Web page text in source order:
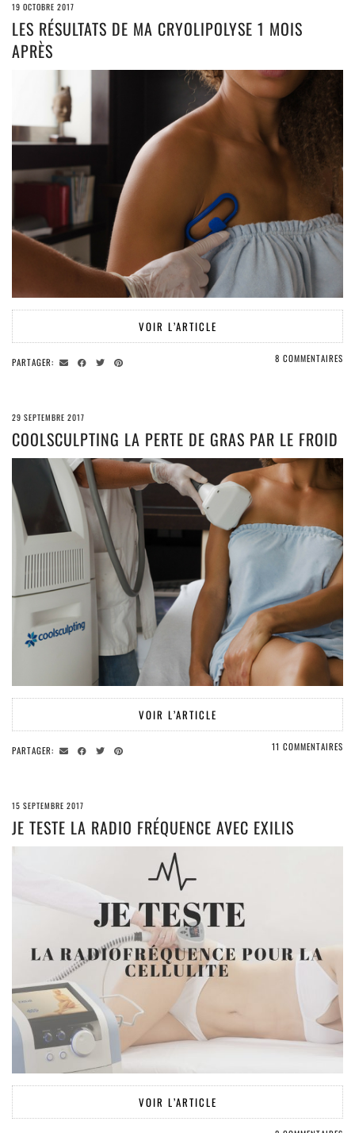
19 OCTOBRE 2017
LES RÉSULTATS DE MA CRYOLIPOLYSE 1 MOIS
APRÈS
VOIR L’ARTICLE
PARTAGER: 8 COMMENTAIRES
29 SEPTEMBRE 2017
COOLSCULPTING LA PERTE DE GRAS PAR LE FROID
VOIR L’ARTICLE
PARTAGER: 11 COMMENTAIRES
15 SEPTEMBRE 2017
JE TESTE LA RADIO FRÉQUENCE AVEC EXILIS
VOIR L’ARTICLE